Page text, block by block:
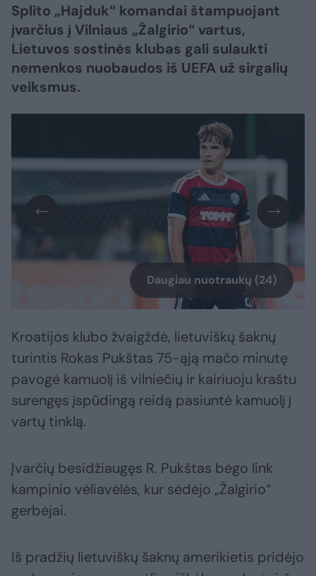
Splito „Hajduk“ komandai štampuojant
įvarčius į Vilniaus „Žalgirio“ vartus,
Lietuvos sostinės klubas gali sulaukti
nemenkos nuobaudos iš UEFA už sirgalių
veiksmus.
Daugiau nuotraukų (24)
Kroatijos klubo žvaigždė, lietuviškų šaknų
turintis Rokas Pukštas 75-ąją mačo minutę
pavogė kamuolį iš vilniečių ir kairiuoju kraštu
surengęs įspūdingą reidą pasiuntė kamuolį į
vartų tinklą.
Įvarčių besidžiaugęs R. Pukštas bėgo link
kampinio vėliavėlės, kur sėdėjo „Žalgirio“
gerbėjai.
Iš pradžių lietuviškų šaknų amerikietis pridėjo